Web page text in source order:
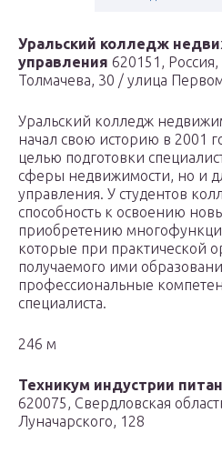
Уральский колледж
управления 620151,
Толмачева, 30 / улица
Уральский колледж
начал свою историю в 2001
целью подготовки
сферы недвижимости, но и
управления. У студентов
способность к освоению
приобретению
которые при практической
получаемого ими
профессиональные
специалиста.
246 м
Техникум индустрии
620075, Свердловская
Луначарского, 128